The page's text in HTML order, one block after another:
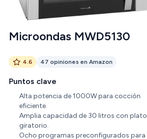
Microondas MWD5130
4.6 47 opiniones en Amazon
Puntos clave
Alta potencia de 1000W para cocción
eficiente.
Amplia capacidad de 30 litros con plato
giratorio.
Ocho programas preconfigurados para